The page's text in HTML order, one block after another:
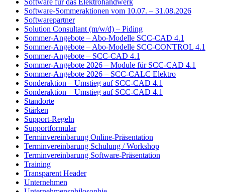
Software für das Elektrohandwerk
Software-Sommeraktionen vom 10.07. – 31.08.2026
Softwarepartner
Solution Consultant (m/w/d) – Piding
Sommer-Angebote – Abo-Modelle SCC-CAD 4.1
Sommer-Angebote – Abo-Modelle SCC-CONTROL 4.1
Sommer-Angebote – SCC-CAD 4.1
Sommer-Angebote 2026 – Module für SCC-CAD 4.1
Sommer-Angebote 2026 – SCC-CALC Elektro
Sonderaktion – Umstieg auf SCC-CAD 4.1
Sonderaktion – Umstieg auf SCC-CAD 4.1
Standorte
Stärken
Support-Regeln
Supportformular
Terminvereinbarung Online-Präsentation
Terminvereinbarung Schulung / Workshop
Terminvereinbarung Software-Präsentation
Training
Transparent Header
Unternehmen